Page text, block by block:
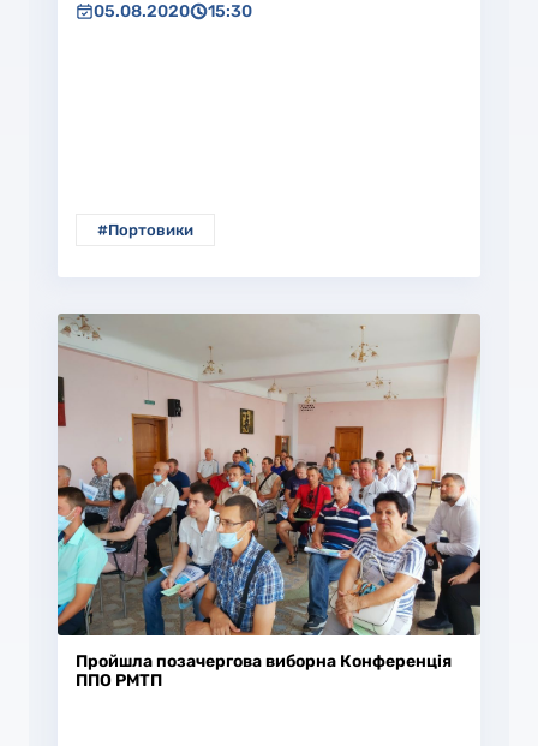
05.08.2020 15:30
#Портовики
Пройшла позачергова виборна Конференція
ППО РМТП